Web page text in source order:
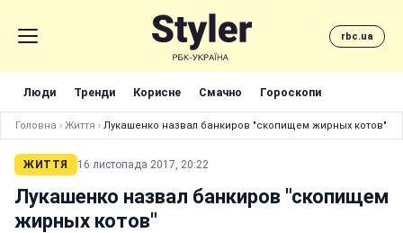
rbc.ua
Люди Тренди Корисне Смачно Гороскопи
Головна › Життя › Лукашенко назвал банкиров "скопищем жирных котов"
ЖИТТЯ 16 листопада 2017, 20:22
Лукашенко назвал банкиров "скопищем
жирных котов"